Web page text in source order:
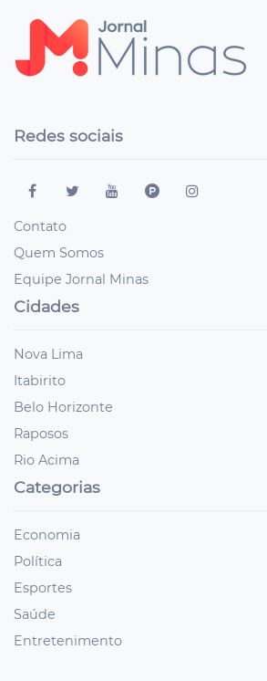
Redes sociais
Contato
Quem Somos
Equipe Jornal Minas
Cidades
Nova Lima
Itabirito
Belo Horizonte
Raposos
Rio Acima
Categorias
Economia
Política
Esportes
Saúde
Entretenimento